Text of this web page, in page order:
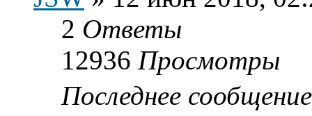
2 Ответы
12936 Просмотры
Последнее